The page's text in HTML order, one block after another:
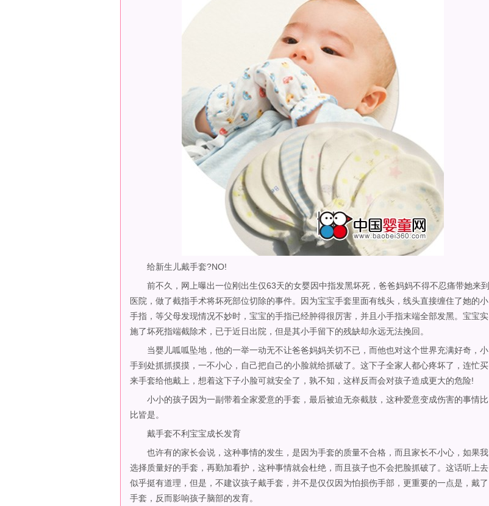
给新生儿戴手套?NO!
前不久，网上曝出一位刚出生仅63天的女婴因中指发黑坏死，爸爸妈妈不得不忍痛带她来到
医院，做了截指手术将坏死部位切除的事件。因为宝宝手套里面有线头，线头直接缠住了她的小
手指，等父母发现情况不妙时，宝宝的手指已经肿得很厉害，并且小手指末端全部发黑。宝宝实
施了坏死指端截除术，已于近日出院，但是其小手留下的残缺却永远无法挽回。
当婴儿呱呱坠地，他的一举一动无不让爸爸妈妈关切不已，而他也对这个世界充满好奇，小
手到处抓抓摸摸，一不小心，自己把自己的小脸就给抓破了。这下子全家人都心疼坏了，连忙买
来手套给他戴上，想着这下子小脸可就安全了，孰不知，这样反而会对孩子造成更大的危险!
小小的孩子因为一副带着全家爱意的手套，最后被迫无奈截肢，这种爱意变成伤害的事情比
比皆是。
戴手套不利宝宝成长发育
也许有的家长会说，这种事情的发生，是因为手套的质量不合格，而且家长不小心，如果我
选择质量好的手套，再勤加看护，这种事情就会杜绝，而且孩子也不会把脸抓破了。这话听上去
似乎挺有道理，但是，不建议孩子戴手套，并不是仅仅因为怕损伤手部，更重要的一点是，戴了
手套，反而影响孩子脑部的发育。